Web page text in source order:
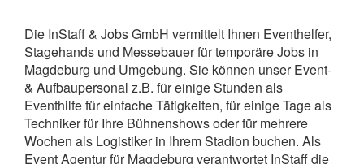
Die InStaff & Jobs GmbH vermittelt Ihnen Eventhelfer,
Stagehands und Messebauer für temporäre Jobs in
Magdeburg und Umgebung. Sie können unser Event-
& Aufbaupersonal z.B. für einige Stunden als
Eventhilfe für einfache Tätigkeiten, für einige Tage als
Techniker für Ihre Bühnenshows oder für mehrere
Wochen als Logistiker in Ihrem Stadion buchen. Als
Event Agentur für Magdeburg verantwortet InStaffdie